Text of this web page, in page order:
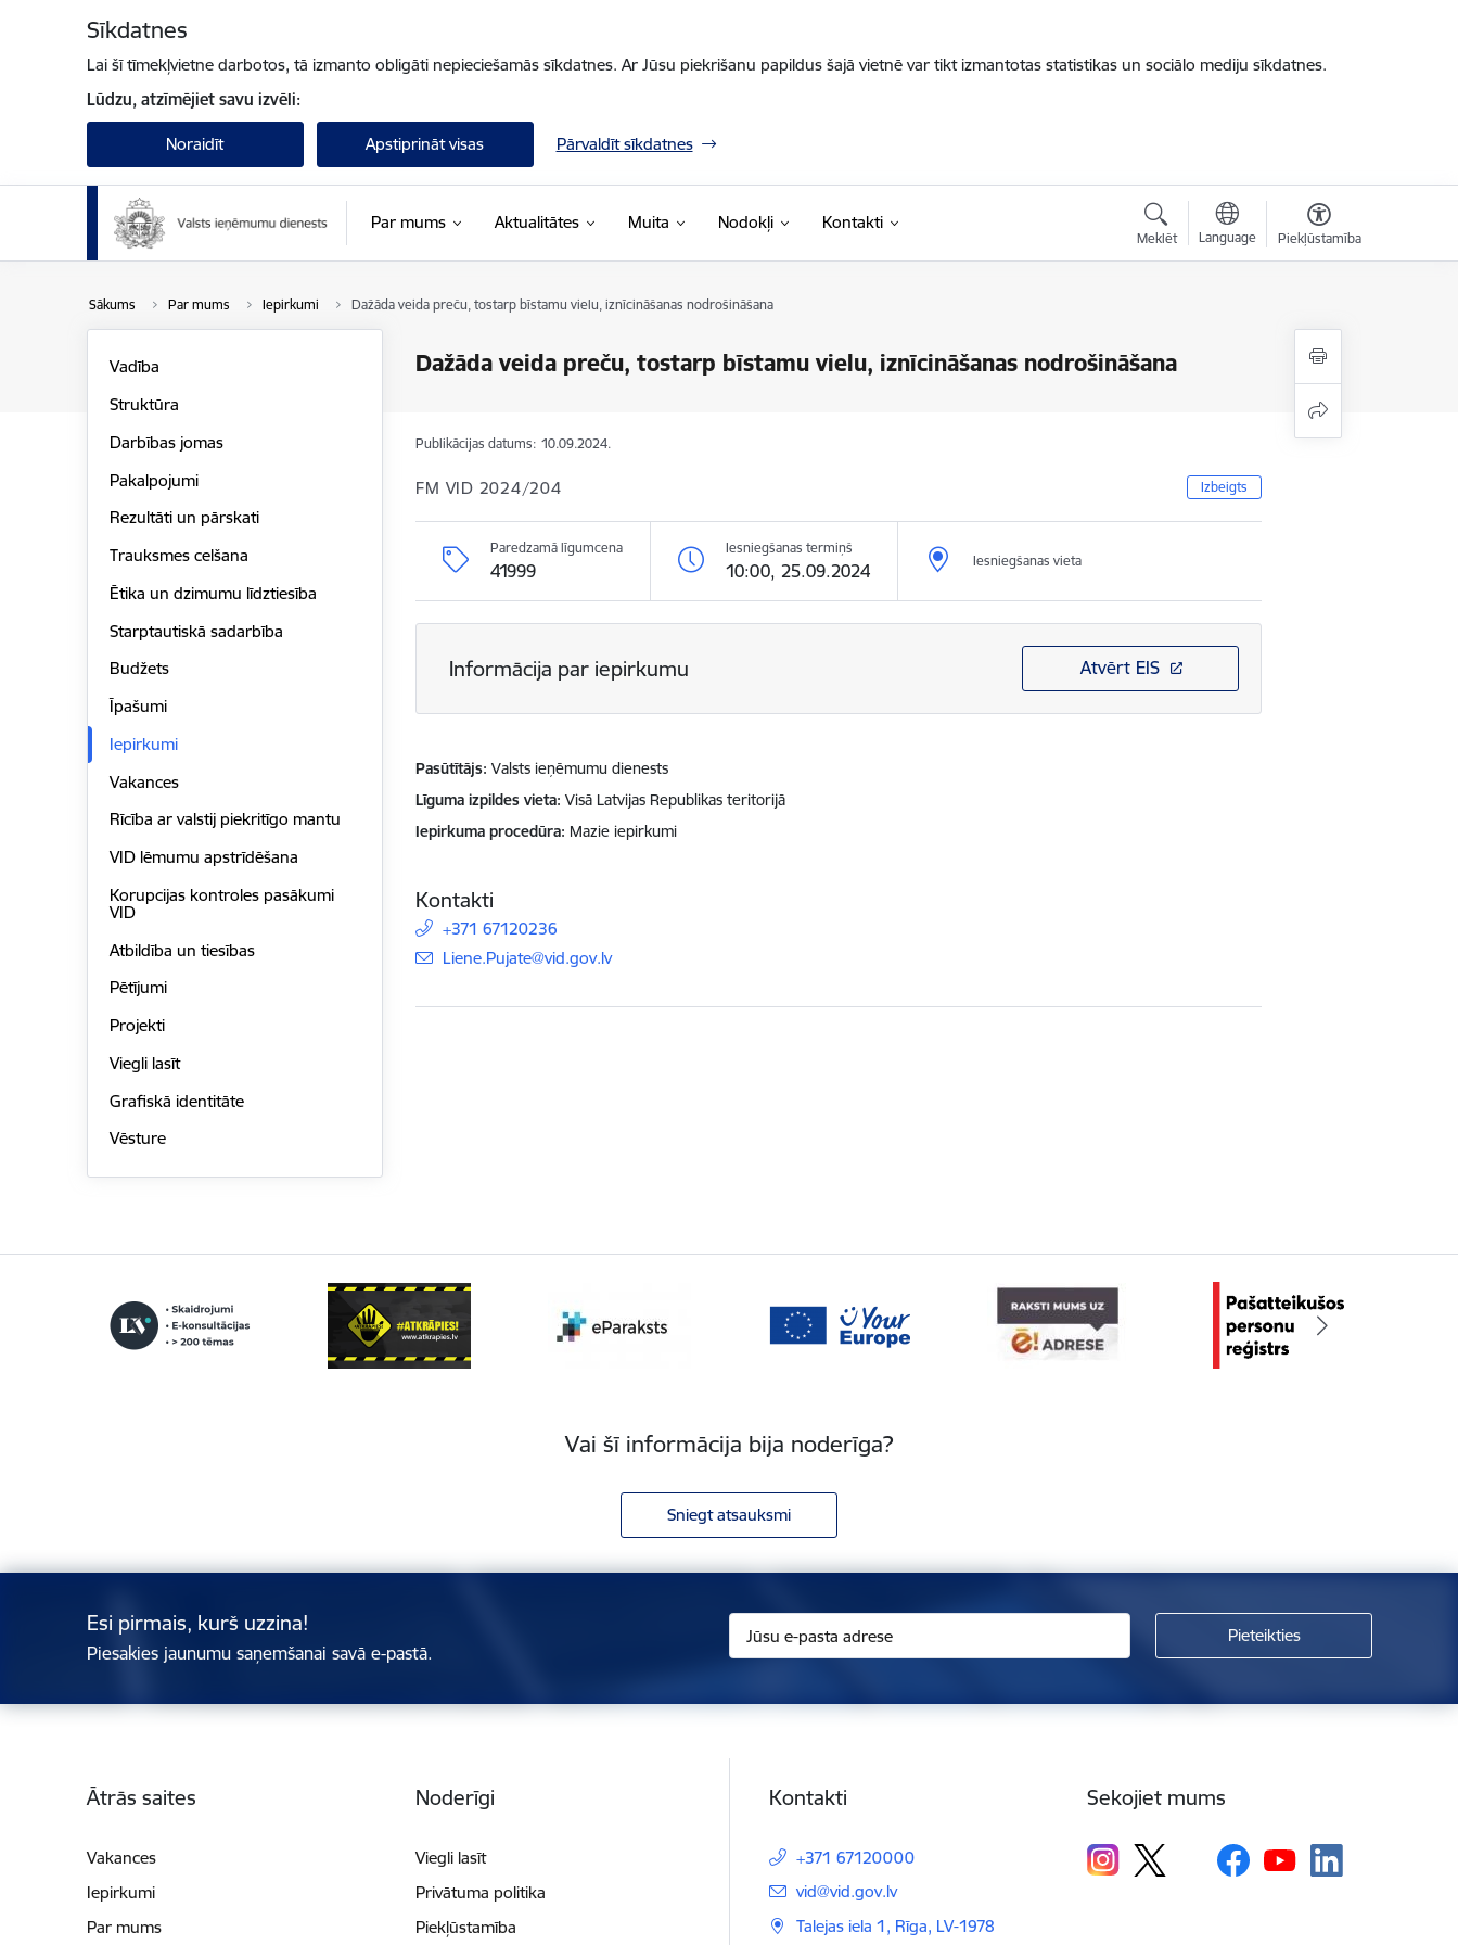
Sīkdatnes
Lai šī tīmekļvietne darbotos, tā izmanto obligāti nepieciešamās sīkdatnes. Ar Jūsu piekrišanu papildus šajā vietnē var tikt izmantotas statistikas un sociālo mediju sīkdatnes.
Lūdzu, atzīmējiet savu izvēli:
Noraidīt Apstiprināt visas Pārvaldīt sīkdatnes
Par mums Aktualitātes Muita Nodokļi Kontakti
Meklēt Language Piekļūstamība
Sākums Par mums Iepirkumi Dažāda veida preču, tostarp bīstamu vielu, iznīcināšanas nodrošināšana
Dažāda veida preču, tostarp bīstamu vielu, iznīcināšanas nodrošināšana
Vadība
Struktūra
Darbības jomas
Pakalpojumi
Rezultāti un pārskati
Trauksmes celšana
Ētika un dzimumu līdztiesība
Starptautiskā sadarbība
Budžets
Īpašumi
Iepirkumi
Vakances
Rīcība ar valstij piekritīgo mantu
VID lēmumu apstrīdēšana
Korupcijas kontroles pasākumi
VID
Atbildība un tiesības
Pētījumi
Projekti
Viegli lasīt
Grafiskā identitāte
Vēsture
Publikācijas datums: 10.09.2024.
FM VID 2024/204 Izbeigts
Paredzamā līgumcena
41999
Iesniegšanas termiņš
10:00, 25.09.2024 Iesniegšanas vieta
Informācija par iepirkumu Atvērt EIS
Pasūtītājs Valsts ieņēmumu dienests
Līguma izpildes vieta Visā Latvijas Republikas teritorijā
Iepirkuma procedūra Mazie iepirkumi
Kontakti
+371 67120236
E-pasts:
Liene.Pujate@vid.gov.lv
Vai šī informācija bija noderīga?
Sniegt atsauksmi
Esi pirmais, kurš uzzina!
Piesakies jaunumu saņemšanai savā e-pastā.
Ātrās saites
Vakances
Iepirkumi
Par mums
Noderīgi
Viegli lasīt
Privātuma politika
Piekļūstamība
Kontakti
+371 67120000
E-pasts:
vid@vid.gov.lv
Talejas iela 1, Rīga, LV-1978
Sekojiet mums